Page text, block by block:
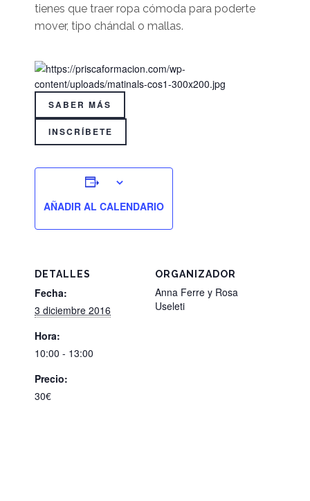
tienes que traer ropa cómoda para poderte
mover, tipo chándal o mallas.
SABER MÁS
INSCRÍBETE
AÑADIR AL CALENDARIO
DETALLES
Fecha:
3 diciembre 2016
Hora:
10:00 - 13:00
Precio:
30€
ORGANIZADOR
Anna Ferre y Rosa
Useleti